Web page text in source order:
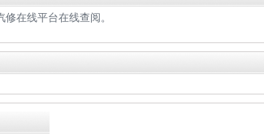
在线平台在线查阅。